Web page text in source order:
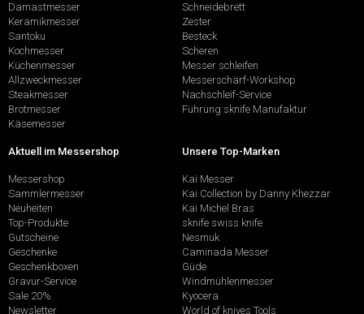
Damastmesser
Keramikmesser
Santoku
Kochmesser
Küchenmesser
Allzweckmesser
Steakmesser
Brotmesser
Käsemesser
Schneidebrett
Zester
Besteck
Scheren
Messer schleifen
Messerschärf-Workshop
Nachschleif-Service
Führung sknife Manufaktur
Aktuell im Messershop
Messershop
Sammlermesser
Neuheiten
Top-Produkte
Gutscheine
Geschenke
Geschenkboxen
Gravur-Service
Sale 20%
Newsletter
Unsere Top-Marken
Kai Messer
Kai Collection by Danny Khezzar
Kai Michel Bras
sknife swiss knife
Nesmuk
Caminada Messer
Güde
Windmühlenmesser
Kyocera
World of knives Tools